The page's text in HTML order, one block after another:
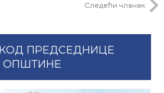
Следећи чланак
ПРЕДСЕДНИЦЕ
ОПШТИНЕ